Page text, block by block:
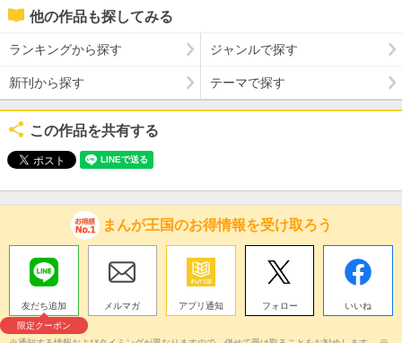
他の作品も探してみる
ランキングから探す ジャンルで探す
新刊から探す テーマで探す
この作品を共有する
まんが王国のお得情報を受け取ろう
友だち追加
限定クーポン
メルマガ アプリ通知 フォロー いいね